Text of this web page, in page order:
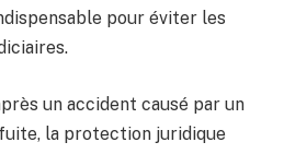
pour éviter les
un accident causé par un
la protection juridique